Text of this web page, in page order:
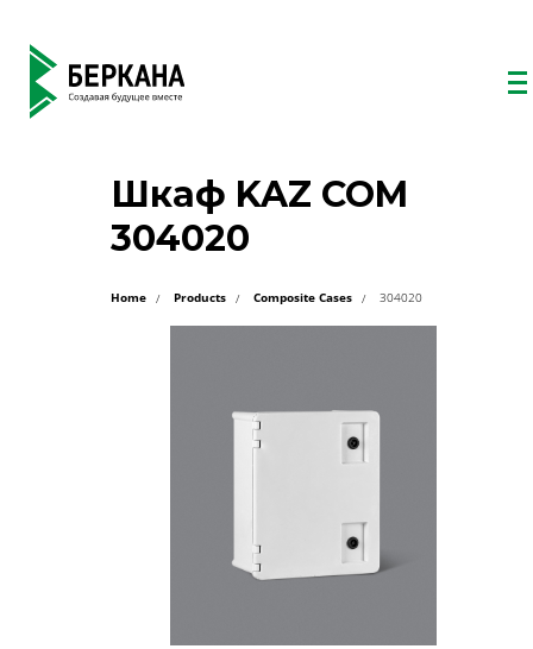
Шкаф KAZ COM
304020
Home Products Composite Cases 304020